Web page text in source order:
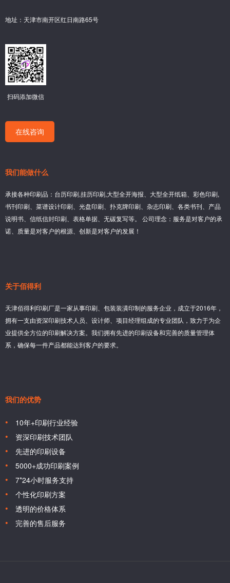
地址：天津市南开区红日南路65号
扫码添加微信
在线咨询
我们能做什么
承接各种印刷品：台历印刷,挂历印刷,大型全开海报、大型全开纸箱、彩色印刷,
书刊印刷、菜谱设计印刷、光盘印刷、扑克牌印刷、杂志印刷、各类书刊、产品
说明书、信纸信封印刷、表格单据、无碳复写等。 公司理念：服务是对客户的承
诺、质量是对客户的根源、创新是对客户的发展！
关于佰得利
天津佰得利印刷厂是一家从事印刷、包装装潢印制的服务企业，成立于2016年，
拥有一支由资深印刷技术人员、设计师、项目经理组成的专业团队，致力于为企
业提供全方位的印刷解决方案。我们拥有先进的印刷设备和完善的质量管理体
系，确保每一件产品都能达到客户的要求。
我们的优势
10年+印刷行业经验
资深印刷技术团队
先进的印刷设备
5000+成功印刷案例
7*24小时服务支持
个性化印刷方案
透明的价格体系
完善的售后服务